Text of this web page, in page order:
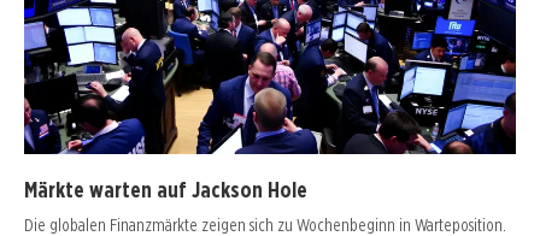
Märkte warten auf Jackson Hole
Die globalen Finanzmärkte zeigen sich zu Wochenbeginn in Warteposition.